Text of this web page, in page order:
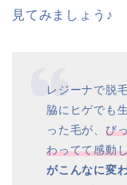
見てみましょう♪
レジーナで脱
脇にヒゲでも
った毛が、 び
わってて感動
がこんなに変